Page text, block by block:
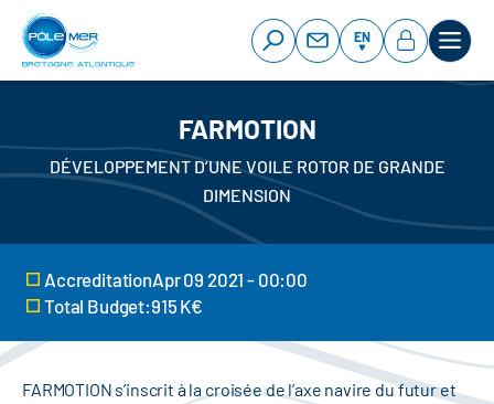
Cookies management panel
Skip
main
EN
FARMOTION
DÉVELOPPEMENT D’UNE VOILE ROTOR DE GRANDE
DIMENSION
AccreditationApr 09 2021 - 00:00
Total Budget:915 K€
FARMOTION s’inscrit à la croisée de l’axe navire du futur et